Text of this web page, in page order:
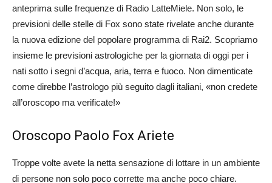
anteprima sulle frequenze di Radio LatteMiele. Non solo, le
previsioni delle stelle di Fox sono state rivelate anche durante
la nuova edizione del popolare programma di Rai2. Scopriamo
insieme le previsioni astrologiche per la giornata di oggi per i
nati sotto i segni d’acqua, aria, terra e fuoco. Non dimenticate
come direbbe l’astrologo più seguito dagli italiani, «non credete
all’oroscopo ma verificate!»
Oroscopo Paolo Fox Ariete
Troppe volte avete la netta sensazione di lottare in un ambiente
di persone non solo poco corrette ma anche poco chiare.